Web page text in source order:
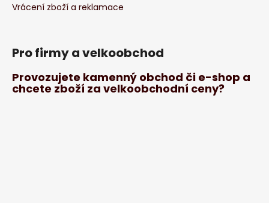
Vrácení zboží a reklamace
Pro firmy a velkoobchod
Provozujete kamenný obchod či e-shop a
chcete zboží za velkoobchodní ceny?